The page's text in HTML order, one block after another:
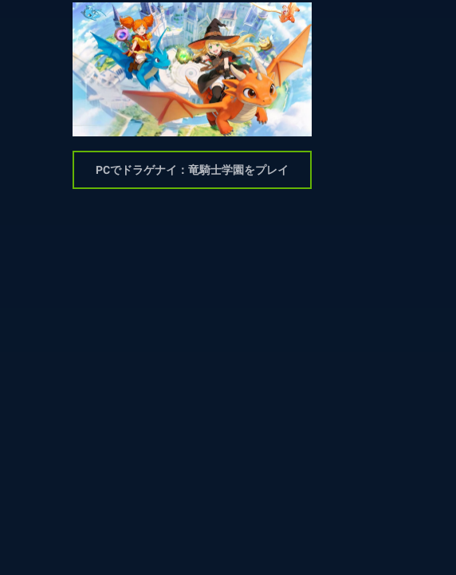
PCでドラゲナイ：竜騎士学園をプレイ